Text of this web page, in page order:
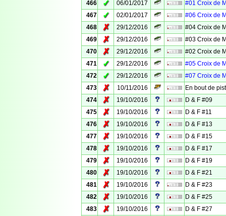
466
✓ 06/01/2017
#01 Croix de
467
✓ 02/01/2017
#06 Croix de
468
✗ 29/12/2016
#04 Croix de
469
✗ 29/12/2016
#03 Croix de
470
✗ 29/12/2016
#02 Croix de
471
✓ 29/12/2016
#05 Croix de
472
✓ 29/12/2016
#07 Croix de
473
✗ 10/11/2016
En bout de
474
✗ 19/10/2016
D & F #09
475
✗ 19/10/2016
D & F #11
476
✗ 19/10/2016
D & F #13
477
✗ 19/10/2016
D & F #15
478
✗ 19/10/2016
D & F #17
479
✗ 19/10/2016
D & F #19
480
✗ 19/10/2016
D & F #21
481
✗ 19/10/2016
D & F #23
482
✗ 19/10/2016
D & F #25
483
✗ 19/10/2016
D & F #27